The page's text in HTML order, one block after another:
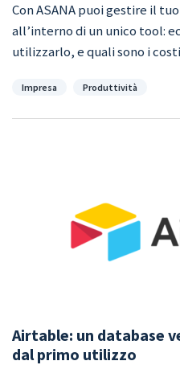
Con ASANA puoi gestire il
all’interno di un unico tool:
utilizzarlo, e quali sono i
Categorie
Impresa Produttività
Airtable: un database
dal primo utilizzo